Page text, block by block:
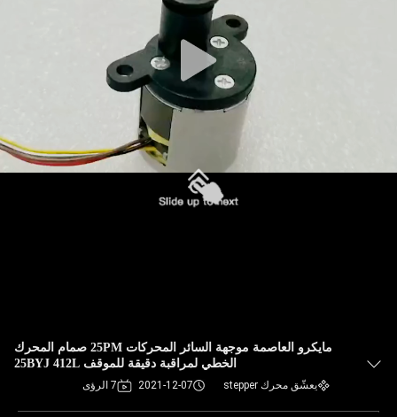
مايكرو العاصمة موجهة السائر المحركات 25PM صمام المحرك
الخطي لمراقبة دقيقة للموقف 25BYJ 412L
يعشّق محرك stepper 2021-12-07 7 الرؤى